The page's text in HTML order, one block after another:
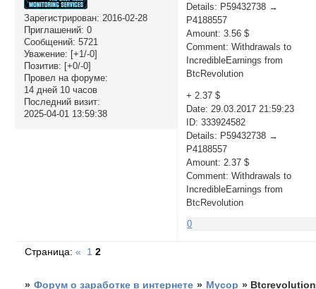
Зарегистрирован: 2016-02-28
Приглашений: 0
Сообщений: 5721
Уважение: [+1/-0]
Позитив: [+0/-0]
Провел на форуме:
14 дней 10 часов
Последний визит:
2025-04-01 13:59:38
Details: P59432738 →
P4188557
Amount: 3.56 $
Comment: Withdrawals to
IncredibleEarnings from
BtcRevolution
+ 2.37 $
Date: 29.03.2017 21:59:23
ID: 333924582
Details: P59432738 →
P4188557
Amount: 2.37 $
Comment: Withdrawals to
IncredibleEarnings from
BtcRevolution
0
Страница:« 1 2
» Форум о заработке в интернете » Мусор » Btcrevolution